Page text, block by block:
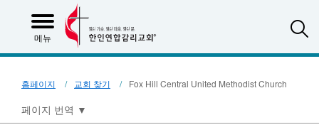
메뉴
홈페이지 교회 찾기 Fox Hill Central United Methodist Church
페이지 번역 ▼